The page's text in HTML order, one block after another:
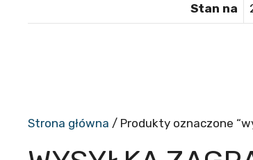
Stan na
Strona główna / Produkty oznaczone